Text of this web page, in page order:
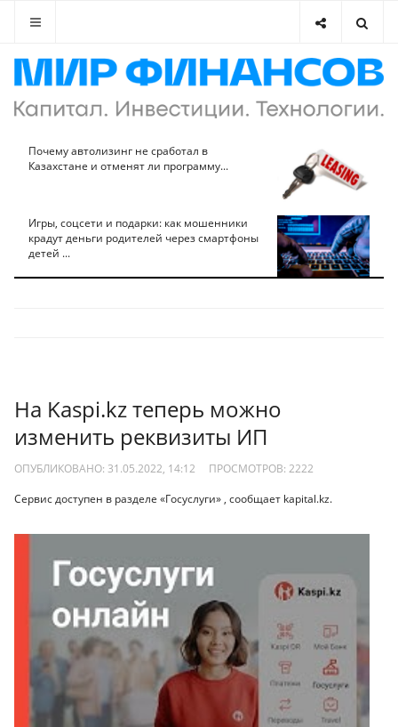
Почему автолизинг не сработал в
Казахстане и отменят ли программу...
Игры, соцсети и подарки: как мошенники
крадут деньги родителей через смартфоны
детей ...
На Kaspi.kz теперь можно
изменить реквизиты ИП
ОПУБЛИКОВАНО: 31.05.2022, 14:12 ПРОСМОТРОВ: 2222
Сервис доступен в разделе «Госуслуги» , сообщает kapital.kz.